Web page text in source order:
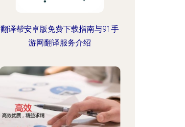
翻译帮安卓版免费下载指南与91手
游网翻译服务介绍